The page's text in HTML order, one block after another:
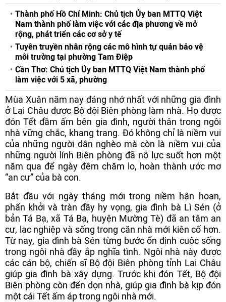
Thành phố Hồ Chí Minh: Chủ tịch Ủy ban MTTQ Việt
Nam thành phố làm việc với các địa phương về mở
rộng, phát triển các cơ sở y tế
Tuyên truyền nhân rộng các mô hình tự quản bảo vệ
môi trường tại phường Tam Điệp
Cần Thơ: Chủ tịch Ủy ban MTTQ Việt Nam thành phố
làm việc với 5 xã, phường
Mùa Xuân năm nay đáng nhớ nhất với những gia đình
ở Lai Châu được Bộ đội Biên phòng làm nhà. Họ được
đón Tết đầm ấm bên gia đình, người thân trong ngôi
nhà vững chắc, khang trang. Đó không chỉ là niềm vui
của những người dân nghèo mà còn là niềm vui của
những người lính Biên phòng đã nỗ lực suốt hơn một
năm qua để ngày đêm chăm lo, hoàn thành ước mơ
“an cư” của bà con.
Bắt đầu với ngày tháng mới trong niềm hân hoan,
phấn khởi và tràn đầy hy vọng, gia đình bà Lì Sén (ở
bản Tá Bạ, xã Tá Bạ, huyện Mường Tè) đã an tâm an
cư, lạc nghiệp và sống trong căn nhà mới kiên cố hơn.
Từ nay, gia đình bà Sén từng bước ổn định cuộc sống
trong ngôi nhà đầy ắp nghĩa tình. Ngôi nhà này được
các cán bộ, chiến sĩ Bộ đội Biên phòng tỉnh Lai Châu
giúp gia đình bà xây dựng. Trước khi đón Tết, Bộ đội
Biên phòng còn đến dọn nhà, giúp gia đình bà kịp đón
một cái Tết ấm áp trong ngôi nhà mới.